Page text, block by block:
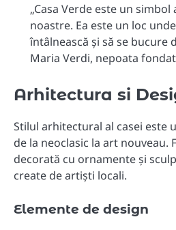
„Casa Verde este un
noastre. Ea este un loc
întâlnească și să se bucure
Maria Verdi, nepoata
Arhitectura si
Stilul arhitectural al casei este
de la neoclasic la art nouveau.
decorată cu ornamente și
create de artiști locali.
Elemente de design